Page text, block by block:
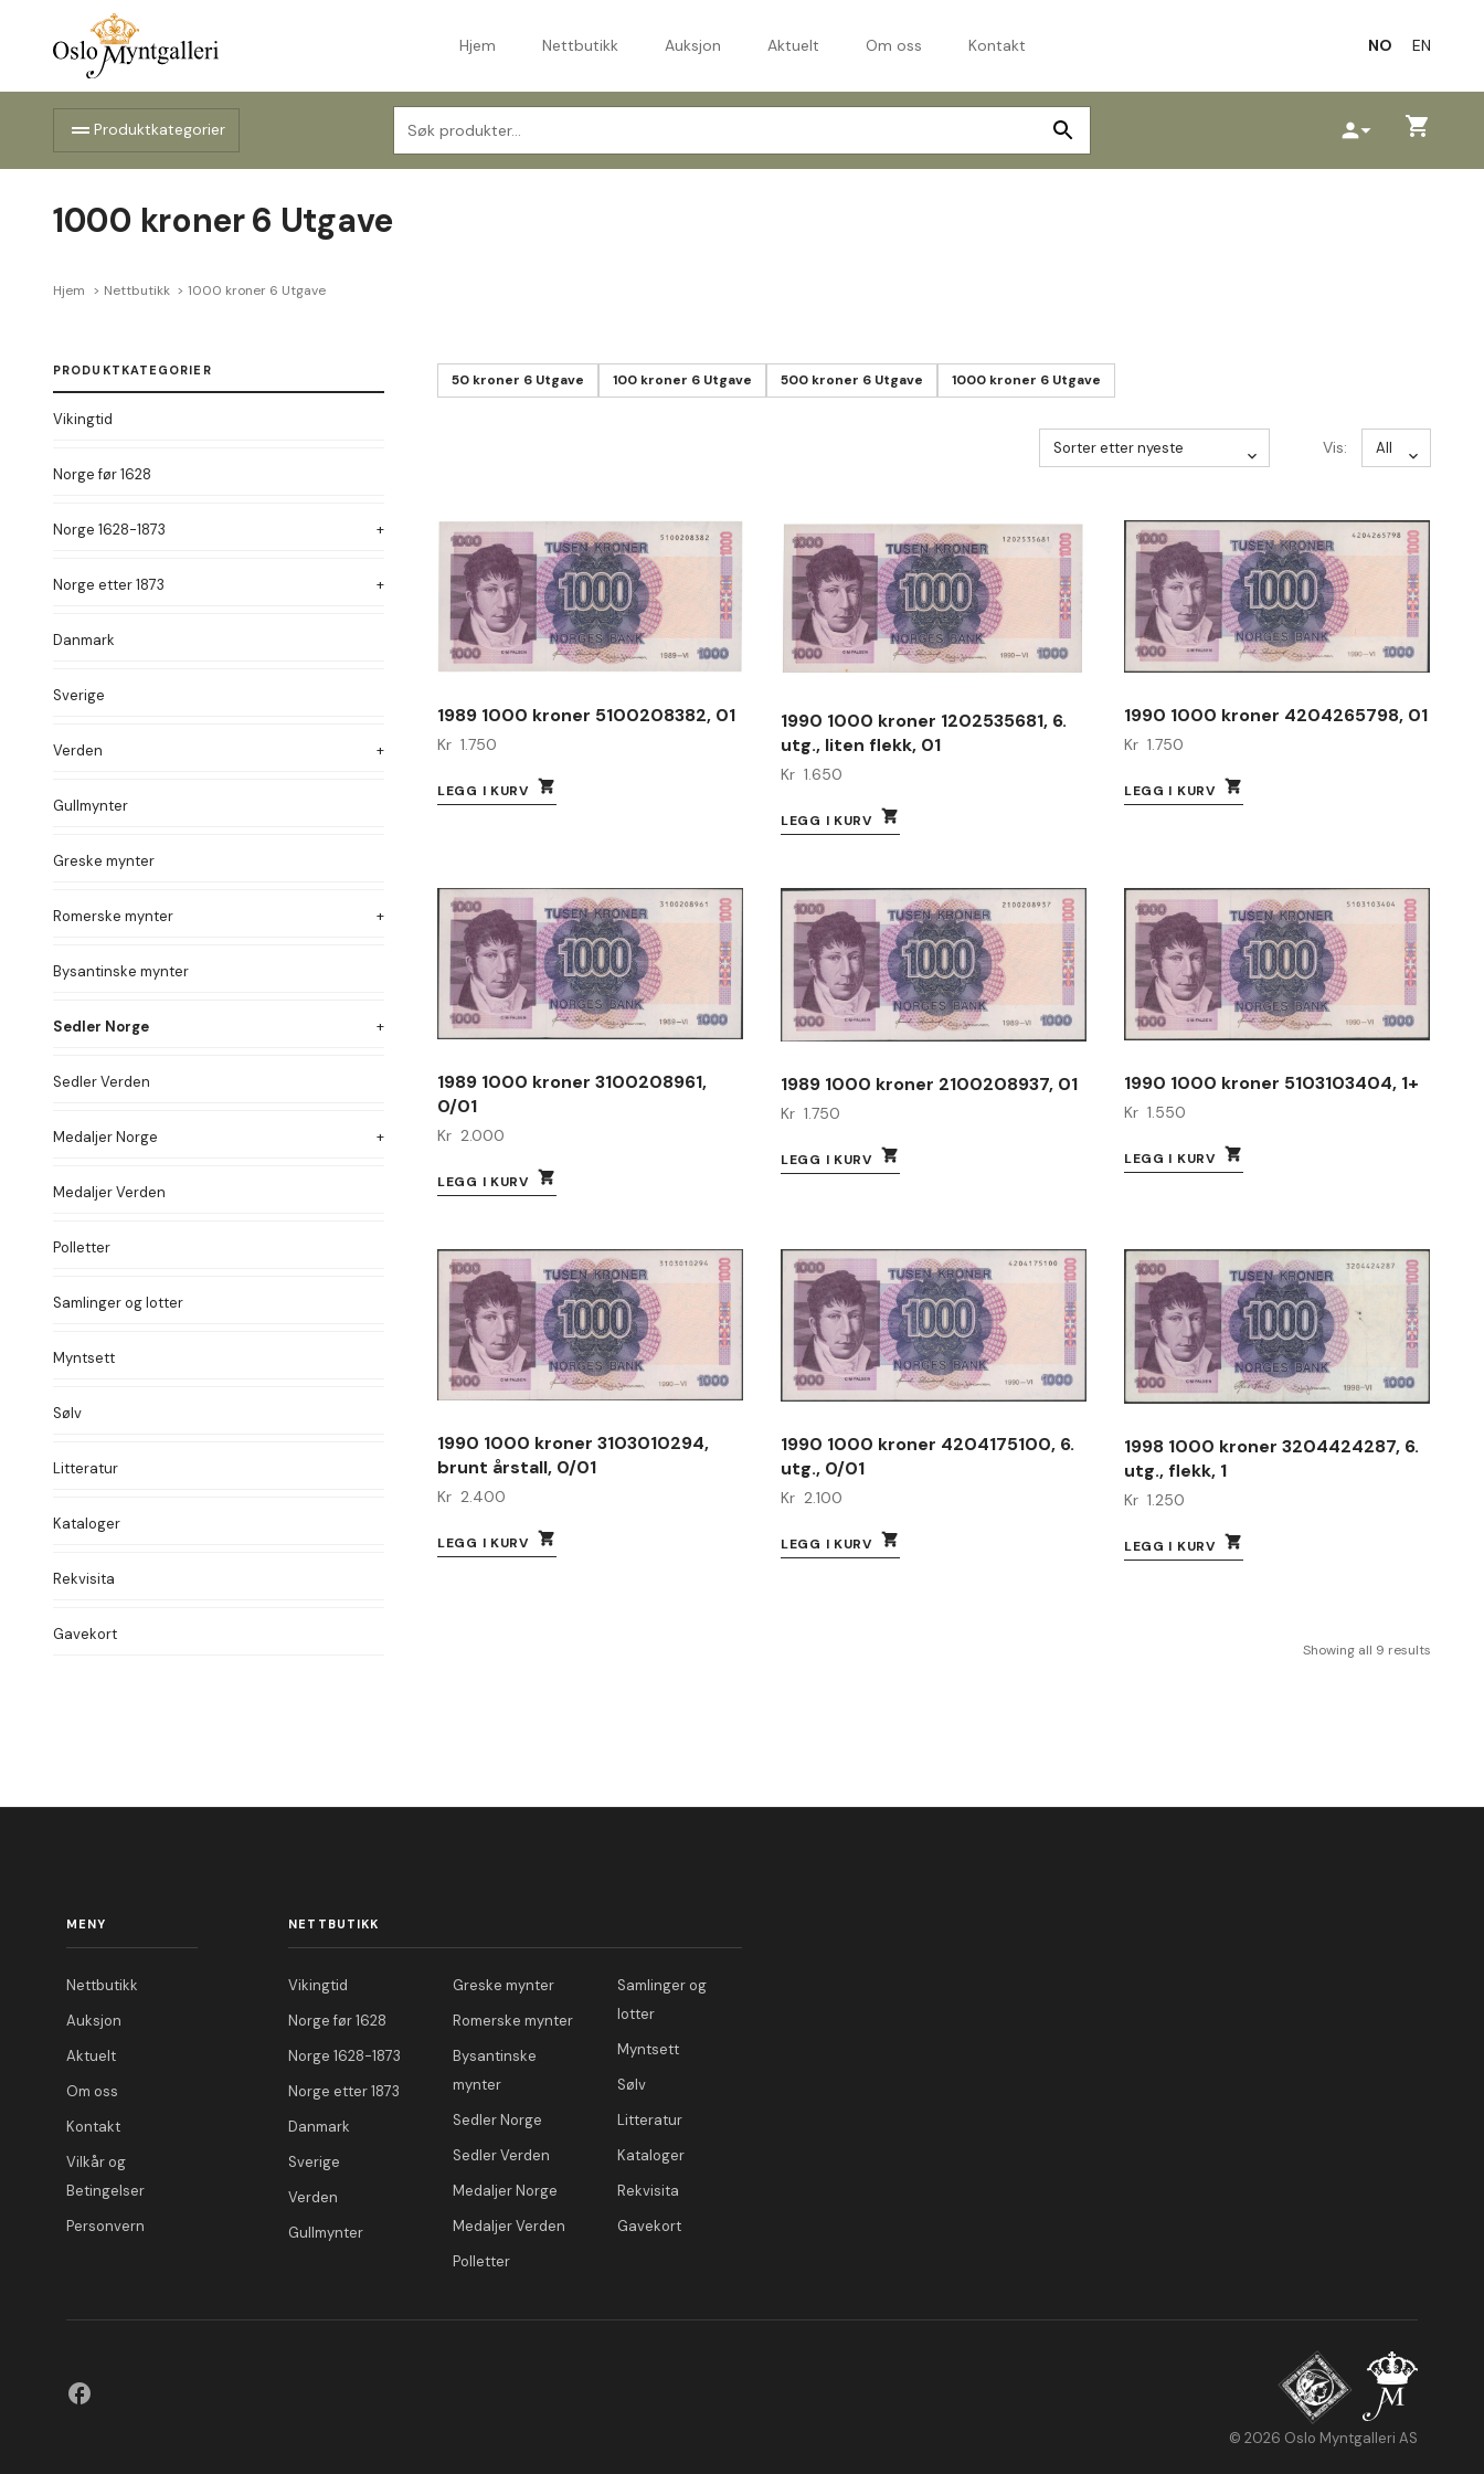
Hjem Nettbutikk Auksjon Aktuelt Om oss Kontakt NO EN
drag_handle Produktkategorier
etter:
Søk personarrow_drop_down shopping_cart
1000 kroner 6 Utgave
Hjem Nettbutikk 1000 kroner 6 Utgave
PRODUKTKATEGORIER
Vikingtid
Norge før 1628
Norge 1628-1873
Norge etter 1873
Danmark
Sverige
Verden
Gullmynter
Greske mynter
Romerske mynter
Bysantinske mynter
Sedler Norge
Sedler Verden
Medaljer Norge
Medaljer Verden
Polletter
Samlinger og lotter
Myntsett
Sølv
Litteratur
Kataloger
Rekvisita
Gavekort
50 kroner 6 Utgave 100 kroner 6 Utgave 500 kroner 6 Utgave 1000 kroner 6 Utgave
Vis:
1989 1000 kroner 5100208382, 01
Kr 1.750
LEGG I KURV
1990 1000 kroner 1202535681, 6.
utg., liten flekk, 01
Kr 1.650
LEGG I KURV
1990 1000 kroner 4204265798, 01
Kr 1.750
LEGG I KURV
1989 1000 kroner 3100208961,
0/01
Kr 2.000
LEGG I KURV
1989 1000 kroner 2100208937, 01
Kr 1.750
LEGG I KURV
1990 1000 kroner 5103103404, 1+
Kr 1.550
LEGG I KURV
1990 1000 kroner 3103010294,
brunt årstall, 0/01
Kr 2.400
LEGG I KURV
1990 1000 kroner 4204175100, 6.
utg., 0/01
Kr 2.100
LEGG I KURV
1998 1000 kroner 3204424287, 6.
utg., flekk, 1
Kr 1.250
LEGG I KURV
Showing all 9 results
MENY
Nettbutikk
Auksjon
Aktuelt
Om oss
Kontakt
Vilkår og
Betingelser
Personvern
NETTBUTIKK
Vikingtid
Norge før 1628
Norge 1628-1873
Norge etter 1873
Danmark
Sverige
Verden
Gullmynter
Greske mynter
Romerske mynter
Bysantinske
mynter
Sedler Norge
Sedler Verden
Medaljer Norge
Medaljer Verden
Polletter
Samlinger og
lotter
Myntsett
Sølv
Litteratur
Kataloger
Rekvisita
Gavekort
facebook
© 2026 Oslo Myntgalleri AS